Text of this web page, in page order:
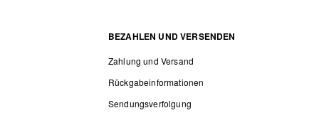
BEZAHLEN UND VERSENDEN
Zahlung und Versand
Rückgabeinformationen
Sendungsverfolgung